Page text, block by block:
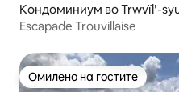
Кондоминиум во Trwvïlʹ-
Escapade Trouvillaise
Омилено на гостите
Омилено на гостите